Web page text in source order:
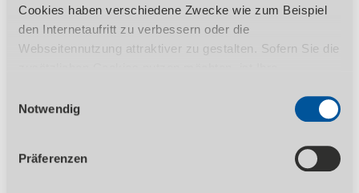
Cookies haben verschiedene Zwecke wie zum Beispiel
den Internetaufritt zu verbessern oder die
Webseitennutzung attraktiver zu gestalten. Sofern Sie die
1 TDDDG erforderlich. Ihre erteilte Einwilligung können
Sie jederzeit durch Aufruf des Consent-Banners mit
Wirkung für die Zukunft widerrufen. Nähere Informationen
zu den einzelnen Cookies und die damit in Verbindung
Notwendig
Präferenzen
DB 450
%